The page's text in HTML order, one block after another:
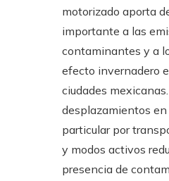
motorizado aporta
importante a las
contaminantes y a
efecto invernadero
ciudades
desplazamientos
particular por
y modos activos
presencia de